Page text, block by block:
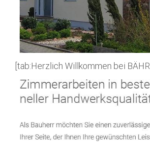
[tab:Herzlich Willkommen bei BÄHR.]